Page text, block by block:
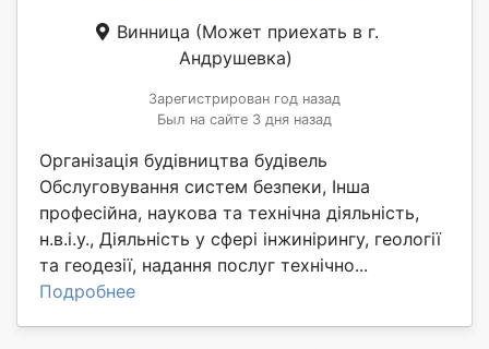
Винница (Может приехать в г.
Андрушевка)
Зарегистрирован год назад
Был на сайте 3 дня назад
Організація будівництва будівель
Обслуговування систем безпеки, Інша
професійна, наукова та технічна діяльність,
н.в.і.у., Діяльність у сфері інжинірингу, геології
та геодезії, надання послуг технічно...
Подробнее